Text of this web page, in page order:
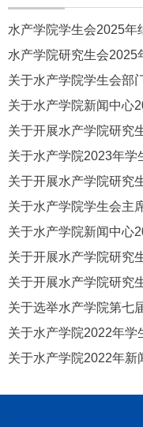
水产学院学生会2025年
水产学院研究生会2025
关于水产学院新闻中心
关于水产学院新闻中心
关于水产学院2022年新